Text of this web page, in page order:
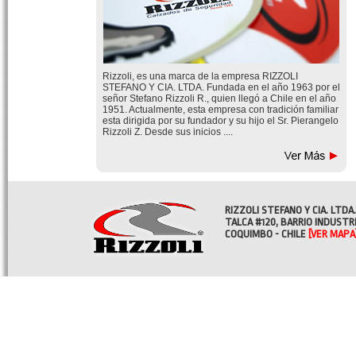
Rizzoli, es una marca de la empresa RIZZOLI
STEFANO Y CIA. LTDA. Fundada en el año 1963 por el
señor Stefano Rizzoli R., quien llegó a Chile en el año
1951. Actualmente, esta empresa con tradición familiar
esta dirigida por su fundador y su hijo el Sr. Pierangelo
Rizzoli Z. Desde sus inicios ....
RIZZOLI STEFANO Y CIA. LTDA.
TALCA #120, BARRIO
COQUIMBO - CHILE [VER